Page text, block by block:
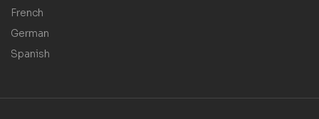
French
German
Spanish